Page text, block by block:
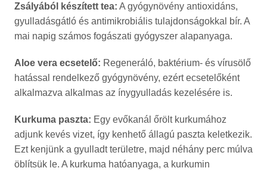
Zsályából készített tea: A gyógynövény antioxidáns,
gyulladásgátló és antimikrobiális tulajdonságokkal bír. A
mai napig számos fogászati gyógyszer alapanyaga.
Aloe vera ecsetelő: Regeneráló, baktérium- és vírusölő
hatással rendelkező gyógynövény, ezért ecsetelőként
alkalmazva alkalmas az ínygyulladás kezelésére is.
Kurkuma paszta: Egy evőkanál őrölt kurkumához
adjunk kevés vizet, így kenhető állagú paszta keletkezik.
Ezt kenjünk a gyulladt területre, majd néhány perc múlva
öblítsük le. A kurkuma hatóanyaga, a kurkumin